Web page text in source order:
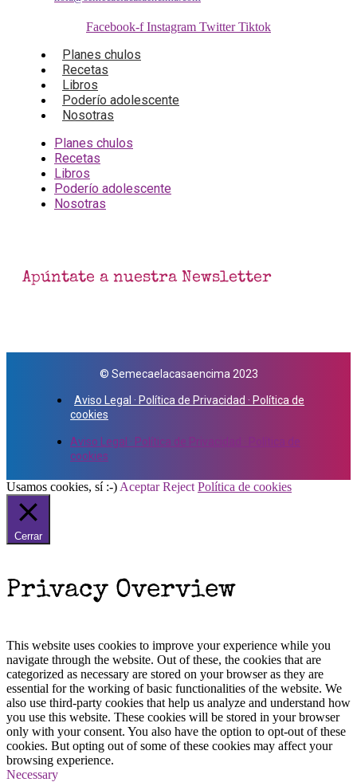
Facebook-f Instagram Twitter Tiktok
Planes chulos
Recetas
Libros
Poderío adolescente
Nosotras
Planes chulos
Recetas
Libros
Poderío adolescente
Nosotras
Apúntate a nuestra Newsletter
© Semecaelacasaencima 2023
Aviso Legal · Política de Privacidad · Política de
cookies
Aviso Legal · Política de Privacidad · Política de
cookies
Usamos cookies, sí :-)Aceptar Reject Política de cookies
Cerrar
Privacy Overview
This website uses cookies to improve your experience while you
navigate through the website. Out of these, the cookies that are
categorized as necessary are stored on your browser as they are
essential for the working of basic functionalities of the website. We
also use third-party cookies that help us analyze and understand how
you use this website. These cookies will be stored in your browser
only with your consent. You also have the option to opt-out of these
cookies. But opting out of some of these cookies may affect your
browsing experience.
Necessary